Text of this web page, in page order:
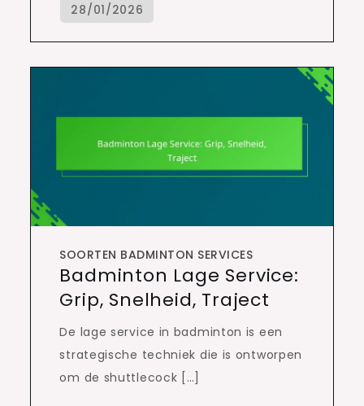
SOORTEN BADMINTON SERVICES
Badminton Lage Service:
Grip, Snelheid, Traject
De lage service in badminton is een
strategische techniek die is ontworpen
om de shuttlecock […]